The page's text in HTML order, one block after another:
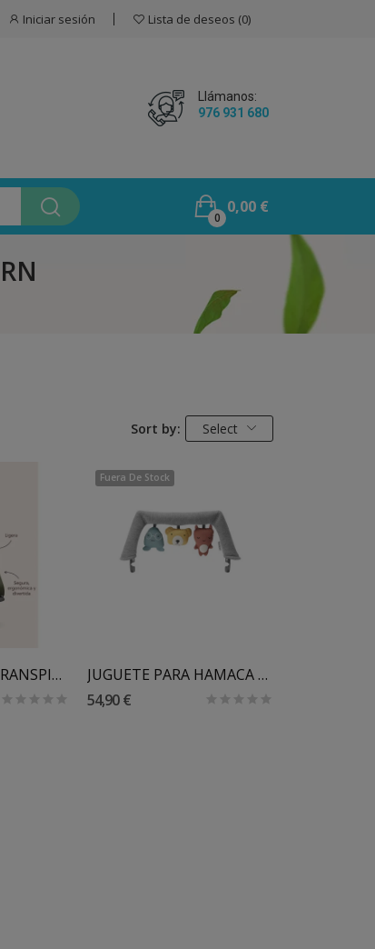
Iniciar sesión Lista de deseos 0
Llámanos:
976 931 680
0,00 €
0
Sort by: Select
HAMACA BLISS TRANSPIRABLE 3D BABYBJORN
Fuera De Stock
JUGUETE PARA HAMACA BABYBJÖRN AMIGUITOS JUGETONES
54,90 €